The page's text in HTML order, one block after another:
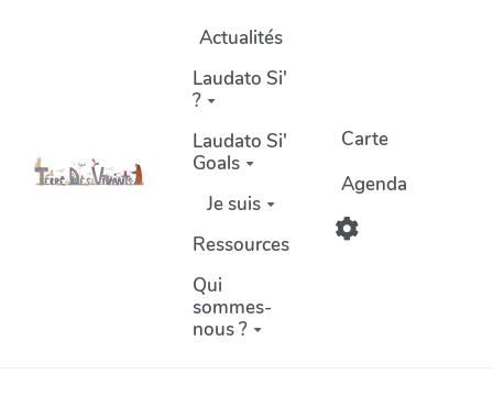
Aller au contenu principalActualités
Laudato Si'
?
Laudato Si'
Goals
Je suis
Ressources
Qui
sommes-
nous ?
Carte
Agenda